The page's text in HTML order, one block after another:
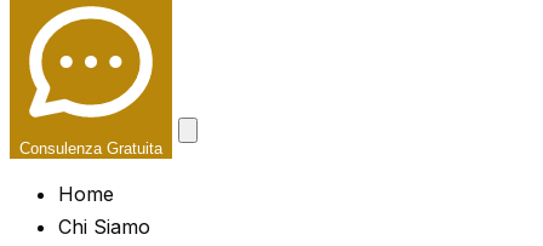
Consulenza Gratuita
Home
Chi Siamo